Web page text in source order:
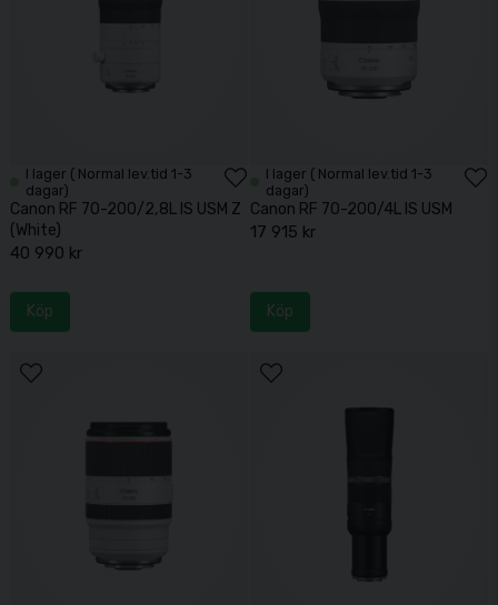
I lager ( Normal lev.tid 1-3
dagar)
Canon RF 70-200/2,8L IS USM Z
(White)
40 990 kr
Köp
I lager ( Normal lev.tid 1-3
dagar)
Canon RF 70-200/4L IS USM
17 915 kr
Köp